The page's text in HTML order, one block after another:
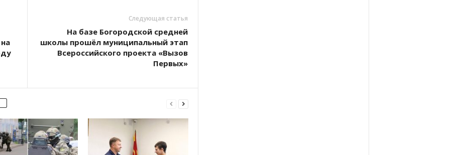
Следующая статья
На базе Богородской средней
школы прошёл муниципальный этап
Всероссийского проекта «Вызов
Первых»